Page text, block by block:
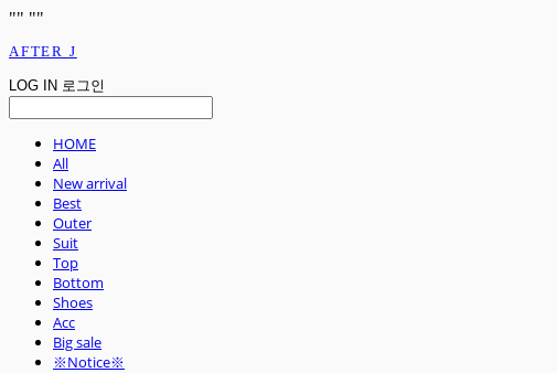
"" ""
AFTER J
LOG IN 로그인
HOME
All
New arrival
Best
Outer
Suit
Top
Bottom
Shoes
Acc
Big sale
※Notice※